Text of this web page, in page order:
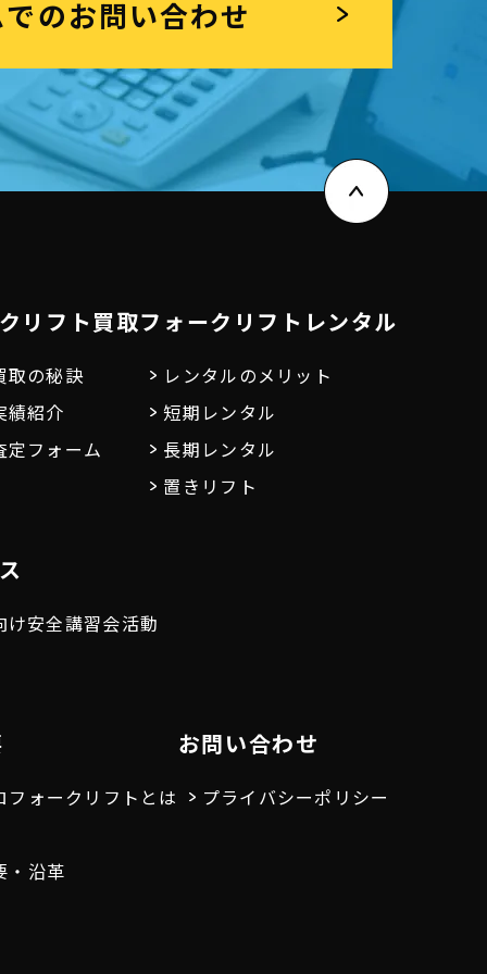
のお問い合わせ
リフト買取
取の秘訣
績紹介
定フォーム
フォークリフトレンタル
レンタルのメリット
短期レンタル
長期レンタル
置きリフト
け安全講習会活動
フォークリフトとは
・沿革
お問い合わせ
プライバシーポリシー